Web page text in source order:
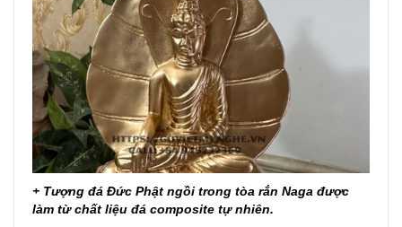
+ Tượng đá Đức Phật ngồi trong tòa rắn Naga được
làm từ chất liệu đá composite tự nhiên.